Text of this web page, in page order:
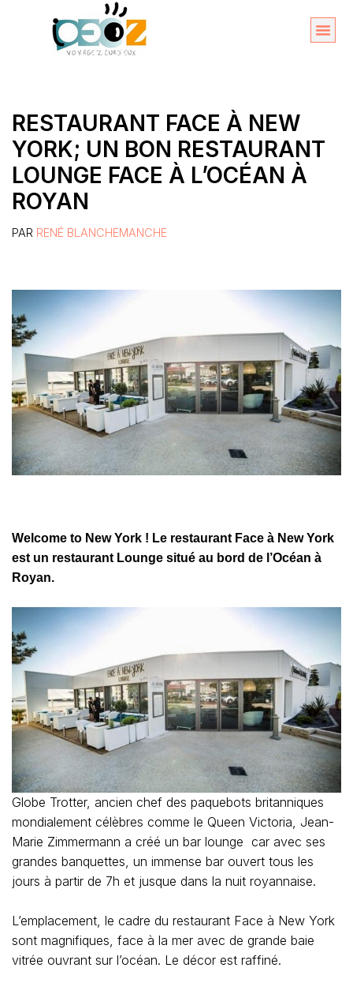
RESTAURANT FACE À NEW
YORK; UN BON RESTAURANT
LOUNGE FACE À L’OCÉAN À
ROYAN
PAR RENÉ BLANCHEMANCHE
Welcome to New York ! Le restaurant Face à New York
est un restaurant Lounge situé au bord de l’Océan à
Royan.
Globe Trotter, ancien chef des paquebots britanniques
mondialement célèbres comme le Queen Victoria, Jean-
Marie Zimmermann a créé un bar lounge car avec ses
grandes banquettes, un immense bar ouvert tous les
jours à partir de 7h et jusque dans la nuit royannaise.
L’emplacement, le cadre du restaurant Face à New York
sont magnifiques, face à la mer avec de grande baie
vitrée ouvrant sur l’océan. Le décor est raffiné.